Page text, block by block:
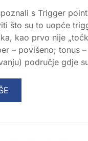
s Trigger
što su to uopće
kao prvo nije
– povišeno; tonus
područje gdje